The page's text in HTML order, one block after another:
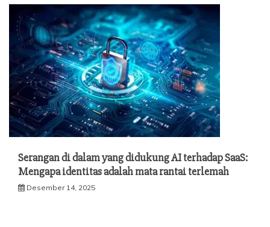
Serangan di dalam yang didukung AI terhadap SaaS:
Mengapa identitas adalah mata rantai terlemah
Desember 14, 2025